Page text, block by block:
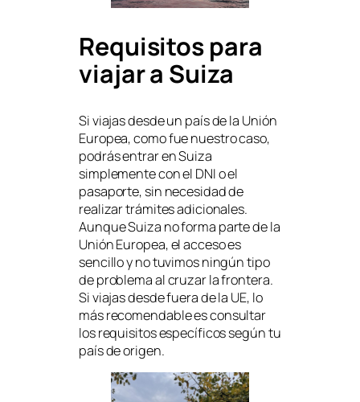
Requisitos para
viajar a Suiza
Si viajas desde un país de la Unión
Europea, como fue nuestro caso,
podrás entrar en Suiza
simplemente con el DNI o el
pasaporte, sin necesidad de
realizar trámites adicionales.
Aunque Suiza no forma parte de la
Unión Europea, el acceso es
sencillo y no tuvimos ningún tipo
de problema al cruzar la frontera.
Si viajas desde fuera de la UE, lo
más recomendable es consultar
los requisitos específicos según tu
país de origen.